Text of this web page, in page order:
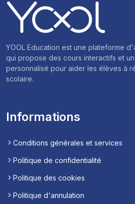
YOOL Education est une plateforme
qui propose des cours interactifs et
personnalisé pour aider les élèves à
scolaire.
Informations
Conditions générales et services
Politique de confidentialité
Politique des cookies
Politique d'annulation